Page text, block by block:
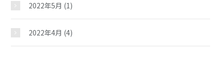
2022年5月 (1)
2022年4月 (4)